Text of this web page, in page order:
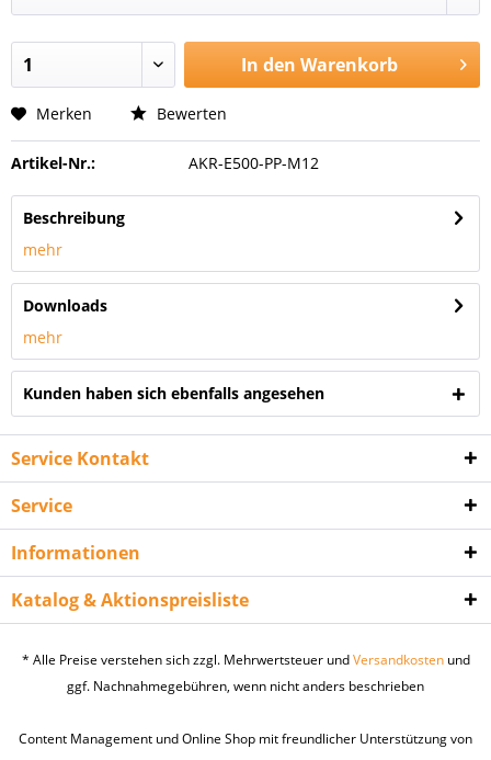
In den Warenkorb
Merken Bewerten
Artikel-Nr.: AKR-E500-PP-M12
Beschreibung
mehr
Downloads
mehr
Kunden haben sich ebenfalls angesehen
Service Kontakt
Service
Informationen
Katalog & Aktionspreisliste
* Alle Preise verstehen sich zzgl. Mehrwertsteuer undVersandkostenund
ggf. Nachnahmegebühren, wenn nicht anders beschrieben
Content Management und Online Shop mit freundlicher Unterstützung von